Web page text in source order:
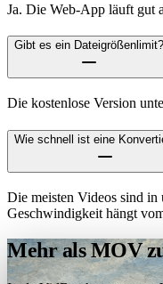
Ja. Die Web-App läuft gut
Gibt es ein Dateigrößenlimit?
Die kostenlose Version
Wie schnell ist eine
Die meisten Videos sind
Geschwindigkeit hängt
Mehr als MOV